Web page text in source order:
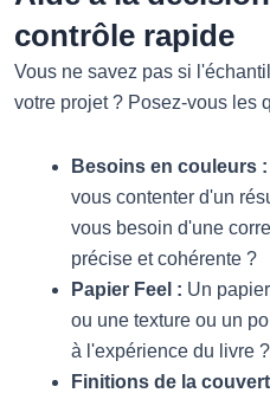
contrôle rapide
Vous ne savez pas si
votre projet ? Posez-vous les
Besoins en couleurs :
vous contenter d'un
vous besoin d'une
précise et cohérente ?
Papier Feel : Un
ou une texture ou un
à l'expérience du livre ?
Finitions de la